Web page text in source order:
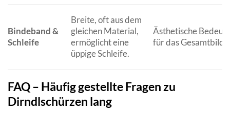
Bindeband &
Schleife
Breite, oft aus dem
gleichen Material,
ermöglicht eine
üppige Schleife.
Ästhetische
für das Gesamtbild.
FAQ – Häufig gestellte Fragen zu
Dirndlschürzen lang